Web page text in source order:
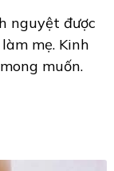
nguyệt được
mẹ. Kinh
muốn.